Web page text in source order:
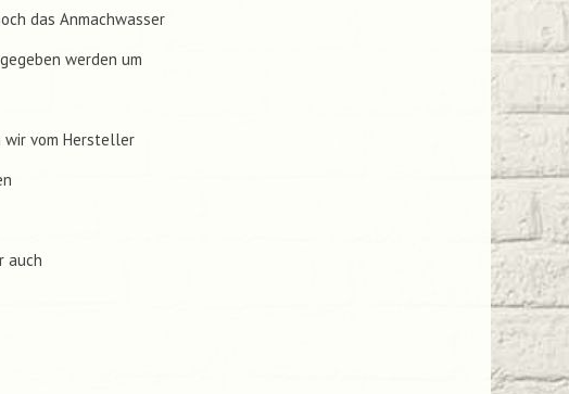
das Anmachwasser
werden um
wir vom Hersteller
auch